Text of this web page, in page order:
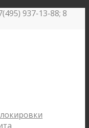
937-13-88; 8